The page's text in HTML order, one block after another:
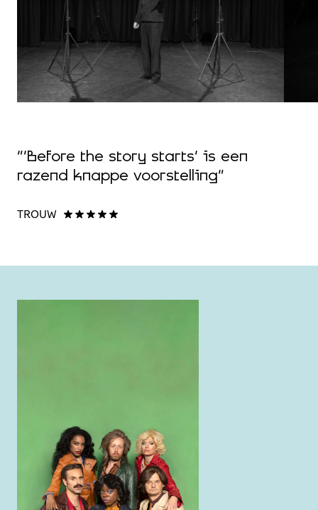
“‘Before the story starts’ is een
razend knappe voorstelling”
TROUW